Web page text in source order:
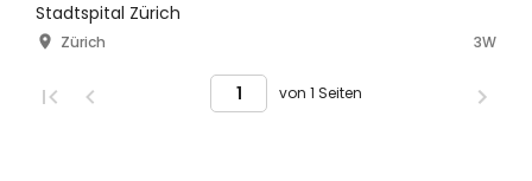
Stadtspital Zürich
Zürich 3W
von 1 Seiten